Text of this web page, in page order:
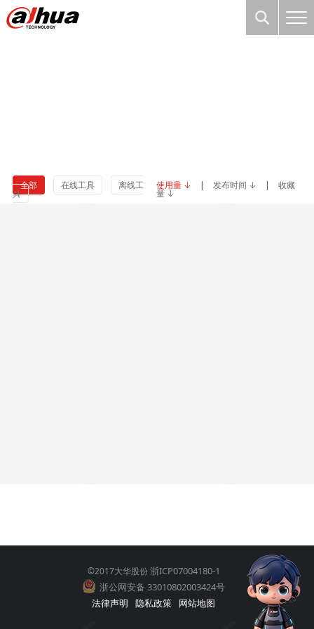
全部 在线工具 离线工
具
使用量 | 发布时间 | 收藏
量
©2017大华股份浙ICP07004180-1
浙公网安备 33010802003424号
法律声明
隐私政策 网站地图